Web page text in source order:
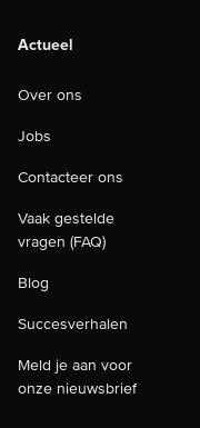
Actueel
Over ons
Jobs
Contacteer ons
Vaak gestelde
vragen (FAQ)
Blog
Succesverhalen
Meld je aan voor
onze nieuwsbrief